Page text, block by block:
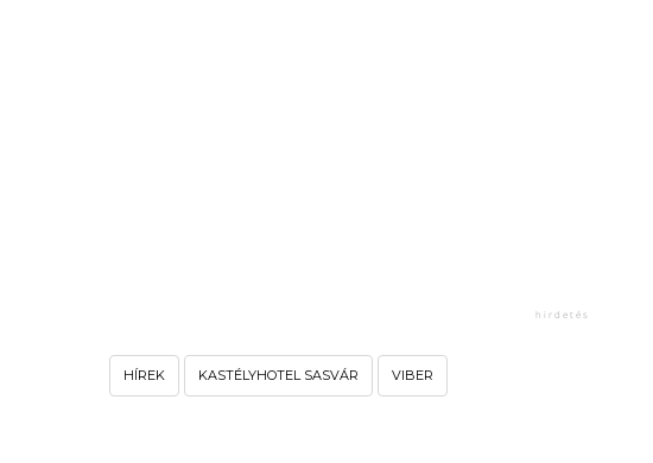
HÍREK KASTÉLYHOTEL SASVÁR VIBER